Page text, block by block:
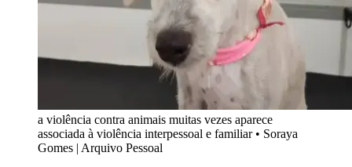
a violência contra animais muitas vezes aparece
associada à violência interpessoal e familiar• Soraya
Gomes | Arquivo Pessoal